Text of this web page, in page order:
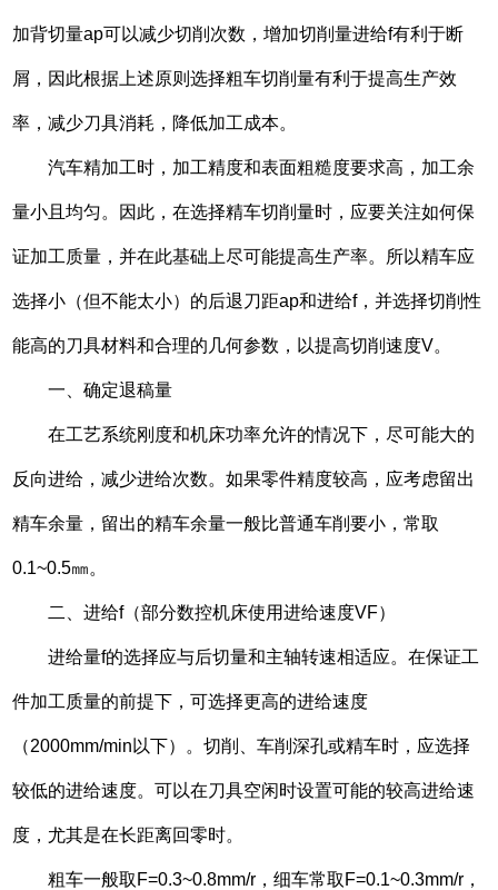
加背切量ap可以减少切削次数，增加切削量进给f有利于断
屑，因此根据上述原则选择粗车切削量有利于提高生产效
率，减少刀具消耗，降低加工成本。
汽车精加工时，加工精度和表面粗糙度要求高，加工余
量小且均匀。因此，在选择精车切削量时，应要关注如何保
证加工质量，并在此基础上尽可能提高生产率。所以精车应
选择小（但不能太小）的后退刀距ap和进给f，并选择切削性
能高的刀具材料和合理的几何参数，以提高切削速度V。
一、确定退稿量
在工艺系统刚度和机床功率允许的情况下，尽可能大的
反向进给，减少进给次数。如果零件精度较高，应考虑留出
精车余量，留出的精车余量一般比普通车削要小，常取
0.1~0.5㎜。
二、进给f（部分数控机床使用进给速度VF）
进给量f的选择应与后切量和主轴转速相适应。在保证工
件加工质量的前提下，可选择更高的进给速度
（2000mm/min以下）。切削、车削深孔或精车时，应选择
较低的进给速度。可以在刀具空闲时设置可能的较高进给速
度，尤其是在长距离回零时。
粗车一般取F=0.3~0.8mm/r，细车常取F=0.1~0.3mm/r，